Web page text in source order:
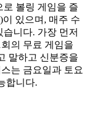
로 볼링 게임을 즐
이 있으며, 매주 수
니다. 가장 먼저
의 무료 게임을
말하고 신분증을
는 금요일과 토요
합니다.